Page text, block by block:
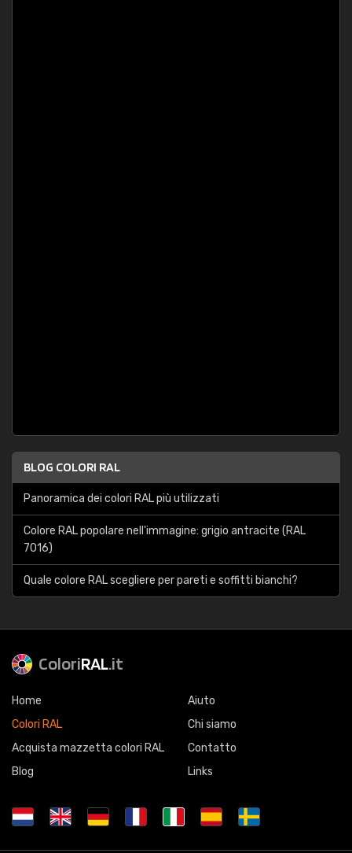
BLOG COLORI RAL
Panoramica dei colori RAL più utilizzati
Colore RAL popolare nell'immagine: grigio antracite (RAL
7016)
Quale colore RAL scegliere per pareti e soffitti bianchi?
ColoriRAL.it
Home
Colori RAL
Acquista mazzetta colori RAL
Blog
Aiuto
Chi siamo
Contatto
Links